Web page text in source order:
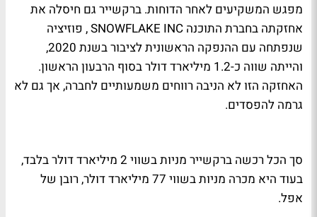
מפגש המשקיעים לאחר הדוחות. ברקשייר גם חיסלה את
אחזקתה בחברת התוכנה SNOWFLAKE INC , פוזיציה
שנפתחה עם ההנפקה הראשונית לציבור בשנת 2020,
והייתה שווה כ-1.2 מיליארד דולר בסוף הרבעון הראשון.
האחזקה הזו לא הניבה רווחים משמעותיים לחברה, אך גם לא
גרמה להפסדים.
סך הכל רכשה ברקשייר מניות בשווי 2 מיליארד דולר בלבד,
בעוד היא מכרה מניות בשווי 77 מיליארד דולר, רובן של
אפל.